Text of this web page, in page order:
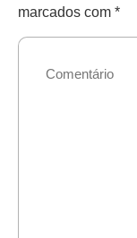
marcados com *